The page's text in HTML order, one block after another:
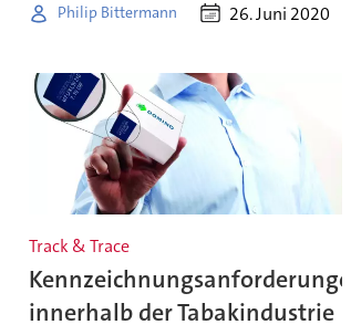
Philip Bittermann 26. Juni 2020
Track & Trace
Kennzeichnungsanforderungen
innerhalb der Tabakindustrie